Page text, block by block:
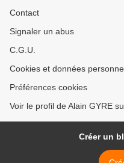
Contact
Signaler un abus
C.G.U.
Cookies et données
Préférences cookies
Voir le profil de Alain GYRE
Créer un